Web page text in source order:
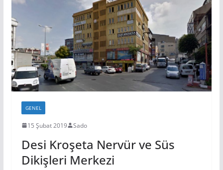
GENEL
15 Şubat 2019 Sado
Desi Kroşeta Nervür ve Süs
Dikişleri Merkezi